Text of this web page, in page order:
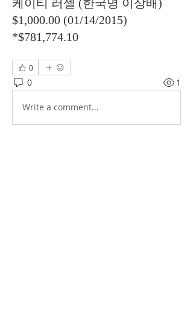
케이티 러셀 (한국명 이상배)
$1,000.00 (01/14/2015)
*$781,774.10
0
0 1
Write a comment...